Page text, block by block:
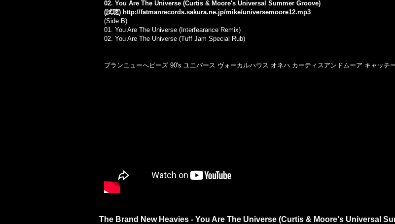
02. You Are The Universe (Curtis & Moore's Universal Summer Groove)
(試聴) http://fatmanrecords.sakura.ne.jp/mike/universemoore12.mp3
(Side B)
01. You Are The Universe (Interfearance Remix)
02. You Are The Universe (Tuff Jam Special Rub)
ブランニューへビーズ 90's ユニバース ヴォーカルハウス オネハ カーティスアンドムーア キャッチ
The Brand New Heavies - You Are The Universe (Curtis & Moore's Universal